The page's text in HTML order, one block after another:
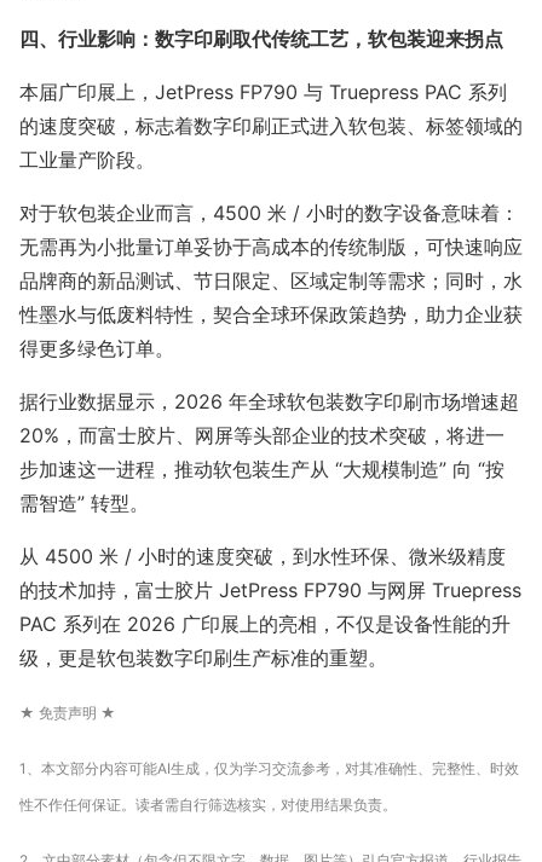
四、行业影响：数字印刷取代传统工艺，软包装迎来拐点
本届广印展上，JetPress FP790 与 Truepress PAC 系列
的速度突破，标志着数字印刷正式进入软包装、标签领域的
工业量产阶段。
对于软包装企业而言，4500 米 / 小时的数字设备意味着：
无需再为小批量订单妥协于高成本的传统制版，可快速响应
品牌商的新品测试、节日限定、区域定制等需求；同时，水
性墨水与低废料特性，契合全球环保政策趋势，助力企业获
得更多绿色订单。
据行业数据显示，2026 年全球软包装数字印刷市场增速超
20%，而富士胶片、网屏等头部企业的技术突破，将进一
步加速这一进程，推动软包装生产从 “大规模制造” 向 “按
需智造” 转型。
从 4500 米 / 小时的速度突破，到水性环保、微米级精度
的技术加持，富士胶片 JetPress FP790 与网屏 Truepress
PAC 系列在 2026 广印展上的亮相，不仅是设备性能的升
级，更是软包装数字印刷生产标准的重塑。
★ 免责声明 ★
1、本文部分内容可能AI生成，仅为学习交流参考，对其准确性、完整性、时效
性不作任何保证。读者需自行筛选核实，对使用结果负责。